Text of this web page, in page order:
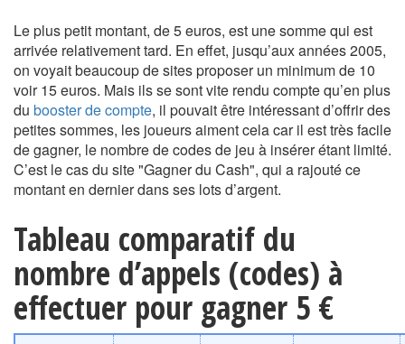
Le plus petit montant, de 5 euros, est une somme qui est
arrivée relativement tard. En effet, jusqu’aux années 2005,
on voyait beaucoup de sites proposer un minimum de 10
voir 15 euros. Mais ils se sont vite rendu compte qu’en plus
du booster de compte, il pouvait être intéressant d’offrir des
petites sommes, les joueurs aiment cela car il est très facile
de gagner, le nombre de codes de jeu à insérer étant limité.
C’est le cas du site "Gagner du Cash", qui a rajouté ce
montant en dernier dans ses lots d’argent.
Tableau comparatif du
nombre d’appels (codes) à
effectuer pour gagner 5 €